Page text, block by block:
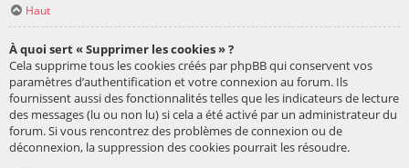
Haut
À quoi sert « Supprimer les cookies » ?
Cela supprime tous les cookies créés par phpBB qui conservent vos
paramètres d’authentification et votre connexion au forum. Ils
fournissent aussi des fonctionnalités telles que les indicateurs de lecture
des messages (lu ou non lu) si cela a été activé par un administrateur du
forum. Si vous rencontrez des problèmes de connexion ou de
déconnexion, la suppression des cookies pourrait les résoudre.